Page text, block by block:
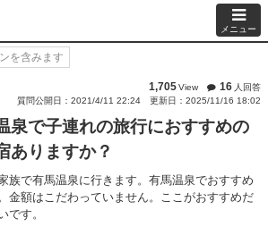
メニュー
を含みます
1,705View 16 人回答
質問公開日：2021/4/11 22:24
更新日：2025/11/16 18:02
泉で子連れの旅行におすすめの
ありますか？
族で有馬温泉に行きます。有馬温泉でおすすめ
金額はこだわっていません。ここがおすすめだ
です。